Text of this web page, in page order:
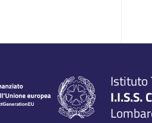
Istituto
I.I.S.S.